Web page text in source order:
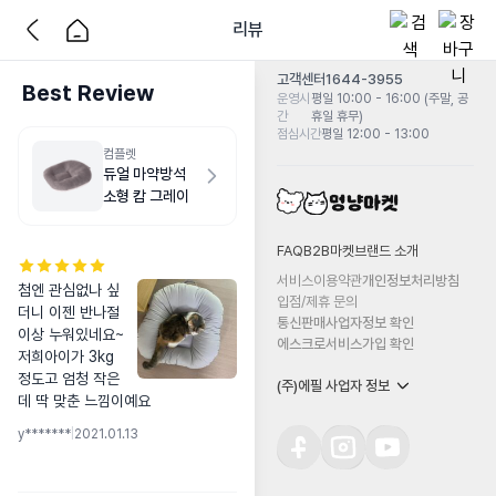
리뷰
Best Review
컴플렛
듀얼 마약방석
소형 캄 그레이
첨엔 관심없나 싶
더니 이젠 반나절
이상 누워있네요~
저희아이가 3kg
정도고 엄청 작은
데 딱 맞춘 느낌이예요
y******* 2021.01.13
고객센터1644-3955
운영시
간
평일 10:00 - 16:00 (주말, 공
휴일 휴무)
점심시간평일 12:00 - 13:00
FAQB2B마켓 브랜드 소개
서비스이용약관개인정보처리방침
입점/제휴 문의
통신판매사업자정보 확인
에스크로서비스가입 확인
(주)에필 사업자 정보